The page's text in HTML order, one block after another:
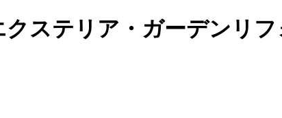
ステリア・ガーデンリ